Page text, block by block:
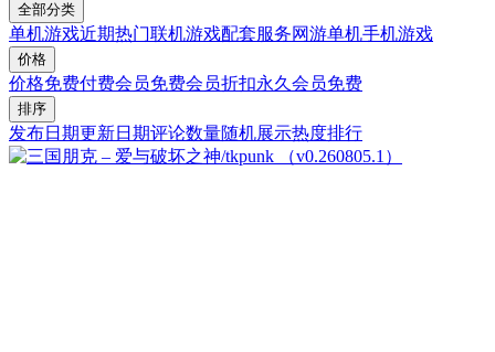
全部分类
单机游戏近期热门联机游戏配套服务网游单机手机游戏
价格
价格免费付费会员免费会员折扣永久会员免费
排序
发布日期更新日期评论数量随机展示热度排行